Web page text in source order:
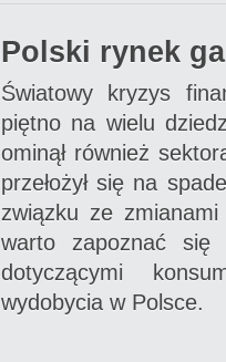
Polski rynek
Światowy kryzys
piętno na wielu
ominął również
przełożył się na
związku ze
warto zapoznać się
dotyczącymi
wydobycia w Polsce.